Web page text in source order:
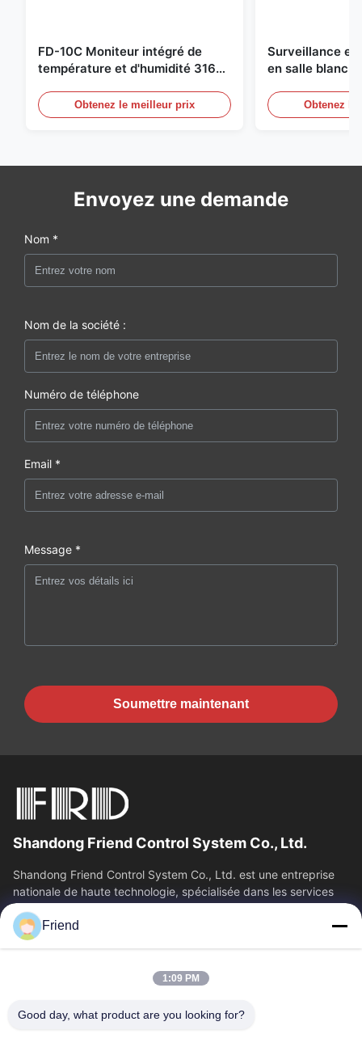
FD-10C Moniteur intégré de
température et d'humidité 316L
Obtenez le meilleur prix
Surveillance
en salle
20mA/RS485
Détection de
Obtenez
Envoyez une demande
Nom *
Nom de la société :
Numéro de téléphone
Email *
Message *
Soumettre maintenant
Shandong Friend Control System Co., Ltd.
Shandong Friend Control System Co., Ltd. est une entreprise
nationale de haute technologie, spécialisée dans les services
de R&D en...
Liens Rapides
A Propos De Nous
Visite D'usine
Contrôle De La Qualité
Friend
1:09 PM
Good day, what product are you looking for?